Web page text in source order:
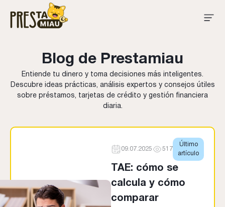
Blog de Prestamiau
Entiende tu dinero y toma decisiones más inteligentes.
Descubre ideas prácticas, análisis expertos y consejos útiles
sobre préstamos, tarjetas de crédito y gestión financiera
diaria.
09.07.2025 517
Último
artículo
TAE: cómo se
calcula y cómo
comparar